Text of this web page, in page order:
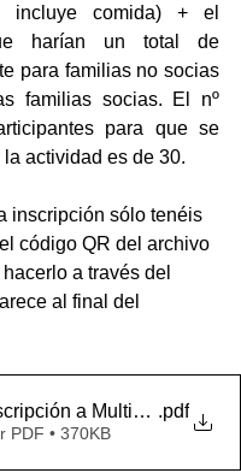
incluye comida) + el
harían un total de
para familias no socias
familias socias. El nº
para que se
actividad es de 30.
inscripción sólo tenéis
código QR del archivo
a través del
al final del
a Multiactividad
.pdf
PDF • 370KB